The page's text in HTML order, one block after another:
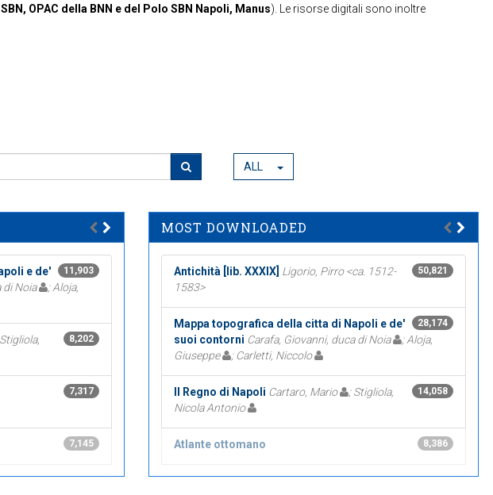
SBN, OPAC della BNN e del Polo SBN Napoli, Manus). Le risorse digitali sono inoltre
ALL
11,903
e de'
di Noia
; Aloja,
8,202
7,317
7,145
MOST DOWNLOADED
50,821
Antichità [lib. XXXIX] Ligorio, Pirro <ca. 1512-
1583>
28,174
Mappa topografica della citta di Napoli e de'
suoi contorni Carafa, Giovanni, duca di Noia
; Aloja,
Giuseppe
; Carletti, Niccolo
14,058
Il Regno di Napoli Cartaro, Mario
; Stigliola,
Nicola Antonio
8,386
Atlante ottomano